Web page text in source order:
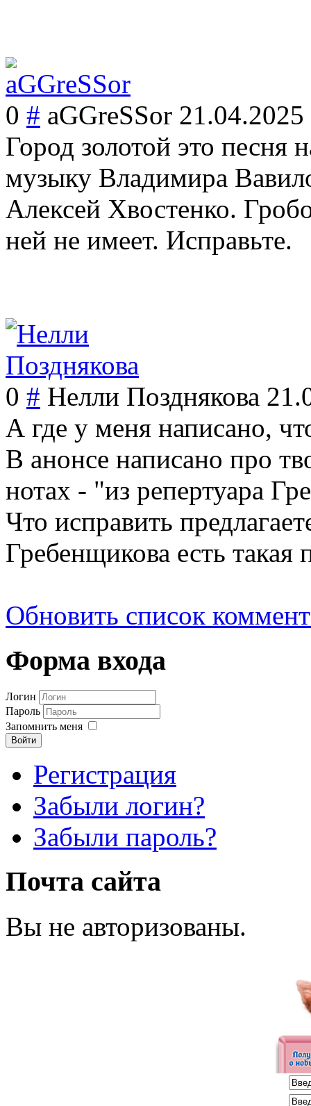
0 # aGGreSSor
Город золотой это песня
музыку Владимира
Алексей Хвостенко.
ней не имеет. Исправьте.
0 # Нелли Позднякова
А где у меня написано,
В анонсе написано про
нотах - "из репертуара
Что исправить
Гребенщикова есть такая
Обновить список
Форма входа
Логин
Пароль
Запомнить меня
Войти
Регистрация
Забыли логин?
Забыли пароль?
Почта сайта
Вы не авторизованы.